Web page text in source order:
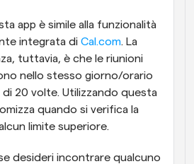
app è simile alla funzionalità
integrata di Cal.com. La
tuttavia, è che le riunioni
nello stesso giorno/orario
di 20 volte. Utilizzando questa
quando si verifica la
limite superiore.
desideri incontrare qualcuno